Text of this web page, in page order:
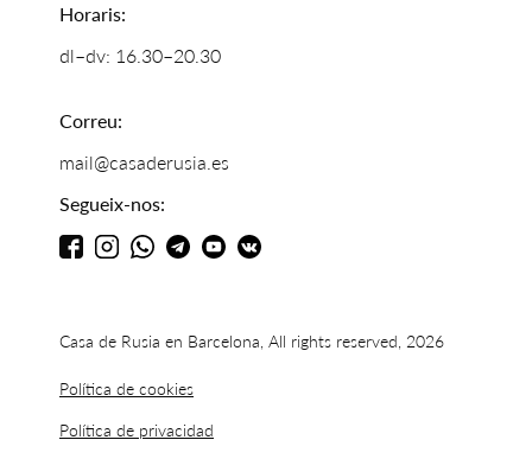
Horaris:
dl–dv: 16.30–20.30
Correu:
mail@casaderusia.es
Segueix-nos:
Casa de Rusia en Barcelona, All rights reserved, 2026
Política de cookies
Política de privacidad